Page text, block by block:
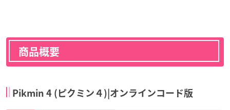
商品概要
Pikmin 4 (ピクミン４)|オンラインコード版